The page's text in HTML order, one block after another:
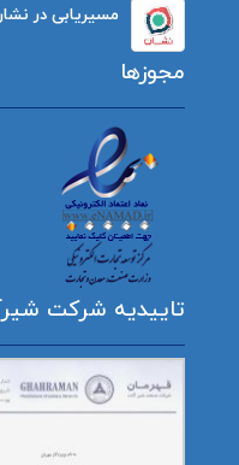
مسیریابی در
مجوزها
تاییدیه شرکت